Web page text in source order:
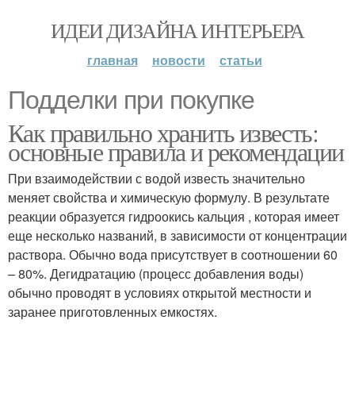
ИДЕИ ДИЗАЙНА ИНТЕРЬЕРА
главная новости статьи
Подделки при покупке
Как правильно хранить известь:
основные правила и рекомендации
При взаимодействии с водой известь значительно
меняет свойства и химическую формулу. В результате
реакции образуется гидроокись кальция , которая имеет
еще несколько названий, в зависимости от концентрации
раствора. Обычно вода присутствует в соотношении 60
– 80%. Дегидратацию (процесс добавления воды)
обычно проводят в условиях открытой местности и
заранее приготовленных емкостях.